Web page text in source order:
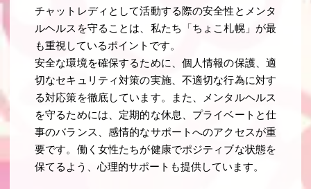
チャットレディとして活動する際の安全性とメンタ
ルヘルスを守ることは、私たち「ちょこ札幌」が最
も重視しているポイントです。
安全な環境を確保するために、個人情報の保護、適
切なセキュリティ対策の実施、不適切な行為に対す
る対応策を徹底しています。また、メンタルヘルス
を守るためには、定期的な休息、プライベートと仕
事のバランス、感情的なサポートへのアクセスが重
要です。働く女性たちが健康でポジティブな状態を
保てるよう、心理的サポートも提供しています。